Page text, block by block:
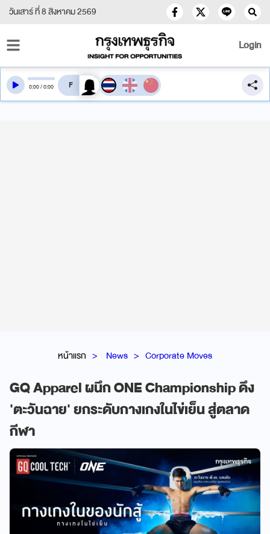
วันเสาร์ ที่ 8 สิงหาคม 2569
Login
หน้าแรก News Corporate Moves
GQ Apparel ผนึก ONE Championship ดึง
'ตะวันฉาย' ยกระดับกางเกงในไข่เย็น สู่ตลาด
กีฬา
0:00/0:00 สลับเสียงอ่าน